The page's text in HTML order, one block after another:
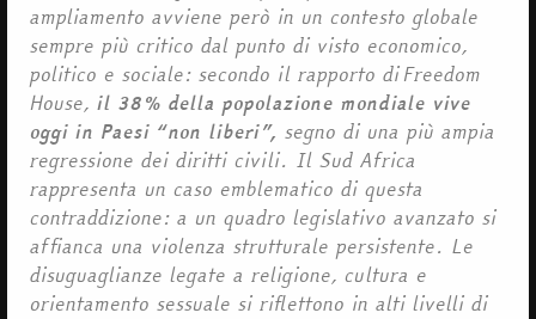
ampliamento avviene però in un contesto globale
sempre più critico dal punto di visto economico,
politico e sociale: secondo il rapporto di Freedom
House, il 38% della popolazione mondiale vive
oggi in Paesi “non liberi”, segno di una più ampia
regressione dei diritti civili. Il Sud Africa
rappresenta un caso emblematico di questa
contraddizione: a un quadro legislativo avanzato si
affianca una violenza strutturale persistente. Le
disuguaglianze legate a religione, cultura e
orientamento sessuale si riflettono in alti livelli di